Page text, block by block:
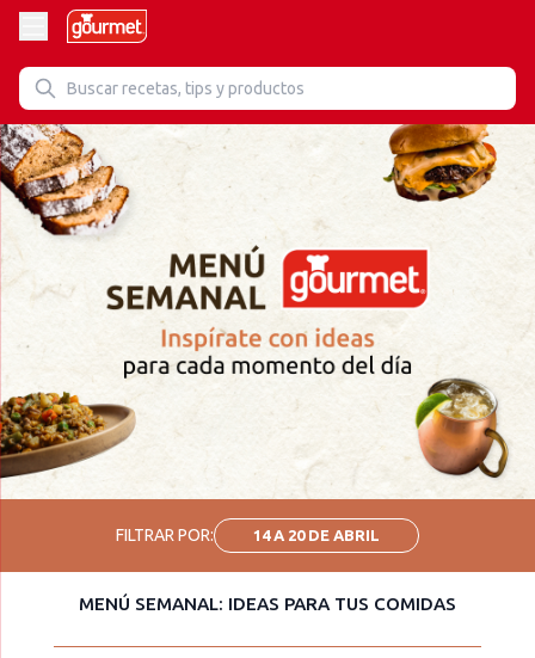
FILTRAR POR: 14 A 20 DE ABRIL
MENÚ SEMANAL: IDEAS PARA TUS COMIDAS